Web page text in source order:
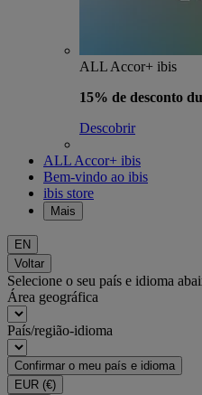
ALL Accor+ ibis
15% de desconto
Descobrir
ALL Accor+ ibis
Bem-vindo ao ibis
ibis store
Mais
EN
Voltar
Selecione o seu país e idioma
Área geográfica
País/região-idioma
Confirmar o meu país e idioma
EUR (€)